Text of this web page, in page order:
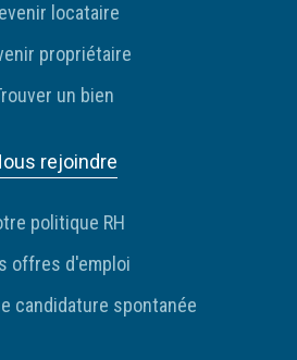
locataire
propriétaire
un bien
rejoindre
politique RH
offres d'emploi
candidature spontanée